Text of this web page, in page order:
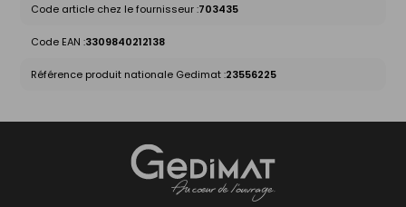
Code article chez le fournisseur :703435
Code EAN :3309840212138
Référence produit nationale Gedimat :23556225